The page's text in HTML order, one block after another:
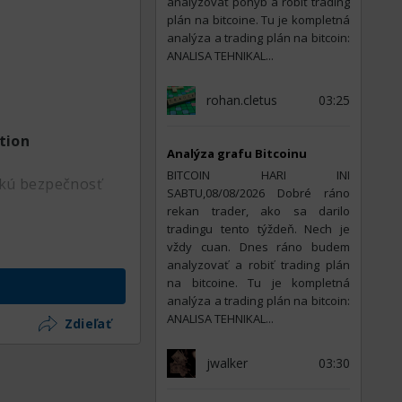
bezpečnosť
polohu a
môžu byť tiež
Zdieľať
plán na bitcoine. Tu je kompletná
analýza a trading plán na bitcoin:
ANALISA TEHNIKAL...
rohan.cletus 03:25
Analýza grafu Bitcoinu
BITCOIN HARI INI
SABTU,08/08/2026 Dobré ráno
rekan trader, ako sa darilo
tradingu tento týždeň. Nech je
vždy cuan. Dnes ráno budem
analyzovať a robiť trading plán
na bitcoine. Tu je kompletná
analýza a trading plán na bitcoin:
ANALISA TEHNIKAL...
jwalker 03:30